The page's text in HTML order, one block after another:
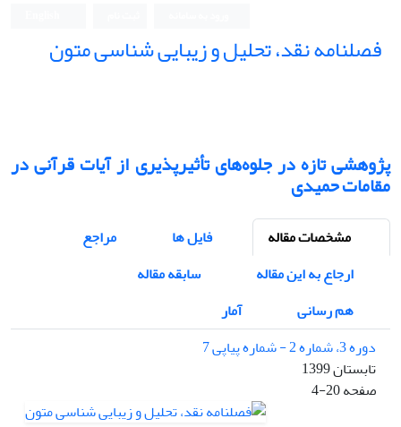
فصلنامه نقد، تحلیل و زیبایی شناسی متون
پژوهشی تازه در جلوه‌های تأثیرپذیری از آیات قرآنی در
مقامات حمیدی
مشخصات مقاله فایل ها
مراجع
ارجاع به این مقاله
سابقه مقاله
هم رسانی
آمار
دوره 3، شماره 2 - شماره پیاپی 7
تابستان 1399
صفحه4-20